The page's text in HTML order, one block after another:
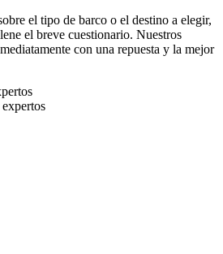
el tipo de barco o el destino a elegir,
el breve cuestionario. Nuestros
con una repuesta y la mejor